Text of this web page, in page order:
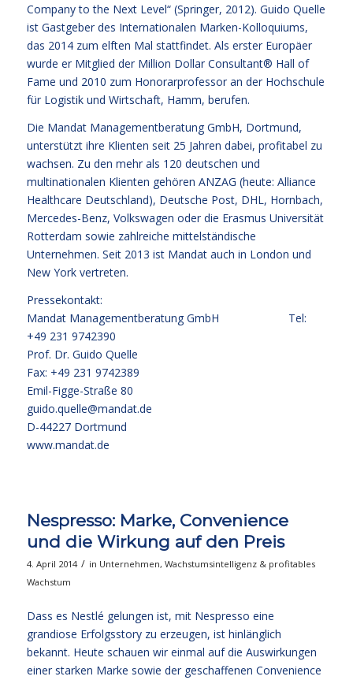
Company to the Next Level“ (Springer, 2012). Guido Quelle
ist Gastgeber des Internationalen Marken-Kolloquiums,
das 2014 zum elften Mal stattfindet. Als erster Europäer
wurde er Mitglied der Million Dollar Consultant® Hall of
Fame und 2010 zum Honorarprofessor an der Hochschule
für Logistik und Wirtschaft, Hamm, berufen.
Die Mandat Managementberatung GmbH, Dortmund,
unterstützt ihre Klienten seit 25 Jahren dabei, profitabel zu
wachsen. Zu den mehr als 120 deutschen und
multinationalen Klienten gehören ANZAG (heute: Alliance
Healthcare Deutschland), Deutsche Post, DHL, Hornbach,
Mercedes-Benz, Volkswagen oder die Erasmus Universität
Rotterdam sowie zahlreiche mittelständische
Unternehmen. Seit 2013 ist Mandat auch in London und
New York vertreten.
Pressekontakt:
Mandat Managementberatung GmbH Tel:
+49 231 9742390
Prof. Dr. Guido Quelle
Fax: +49 231 9742389
Emil-Figge-Straße 80
guido.quelle@mandat.de
D-44227 Dortmund
www.mandat.de
Nespresso: Marke, Convenience
und die Wirkung auf den Preis
4. April 2014 / in Unternehmen, Wachstumsintelligenz & profitables
Wachstum
Dass es Nestlé gelungen ist, mit Nespresso eine
grandiose Erfolgsstory zu erzeugen, ist hinlänglich
bekannt. Heute schauen wir einmal auf die Auswirkungen
einer starken Marke sowie der geschaffenen Convenience